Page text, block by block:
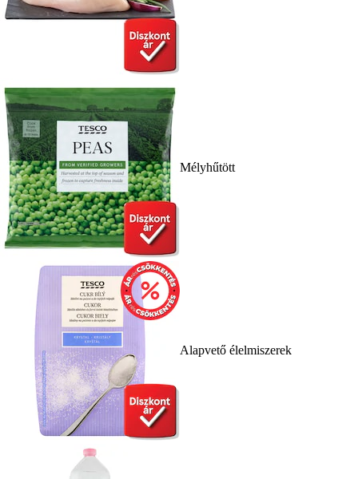
Mélyhűtött
Alapvető élelmiszerek